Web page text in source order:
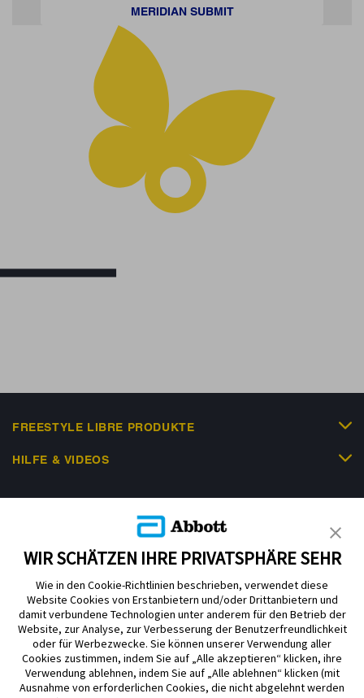
MERIDIAN SUBMIT
FREESTYLE LIBRE PRODUKTE
HILFE & VIDEOS
Impressum Nutzungsbedingungen
Datenschutzerklärung
Cookie Richtlinie
Barrierefreiheitserklärung
Mitteilung zur Datenverordnung
Cookie-Präferenzen
WIR SCHÄTZEN IHRE PRIVATSPHÄRE SEHR
Wie in den Cookie-Richtlinien beschrieben, verwendet diese
Website Cookies von Erstanbietern und/oder Drittanbietern und
damit verbundene Technologien unter anderem für den Betrieb der
Website, zur Analyse, zur Verbesserung der Benutzerfreundlichkeit
oder für Werbezwecke. Sie können unserer Verwendung aller
Cookies zustimmen, indem Sie auf „Alle akzeptieren“ klicken, ihre
Verwendung ablehnen, indem Sie auf „Alle ablehnen“ klicken (mit
Ausnahme von erforderlichen Cookies, die nicht abgelehnt werden